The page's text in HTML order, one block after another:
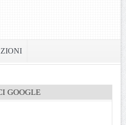
GOOGLE